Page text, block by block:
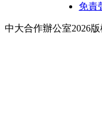
免責
中大合作辦公室2026